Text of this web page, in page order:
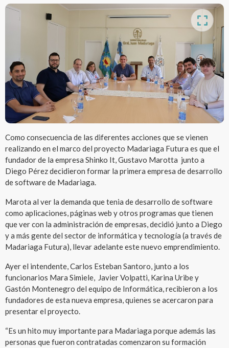
Como consecuencia de las diferentes acciones que se vienen
realizando en el marco del proyecto Madariaga Futura es que el
fundador de la empresa Shinko It, Gustavo Marotta junto a
Diego Pérez decidieron formar la primera empresa de desarrollo
de software de Madariaga.
Marota al ver la demanda que tenia de desarrollo de software
como aplicaciones, páginas web y otros programas que tienen
que ver con la administración de empresas, decidió junto a Diego
y a más gente del sector de informática y tecnología (a través de
Madariaga Futura), llevar adelante este nuevo emprendimiento.
Ayer el intendente, Carlos Esteban Santoro, junto a los
funcionarios Mara Simiele, Javier Volpatti, Karina Uribe y
Gastón Montenegro del equipo de Informática, recibieron a los
fundadores de esta nueva empresa, quienes se acercaron para
presentar el proyecto.
“Es un hito muy importante para Madariaga porque además las
personas que fueron contratadas comenzaron su formación